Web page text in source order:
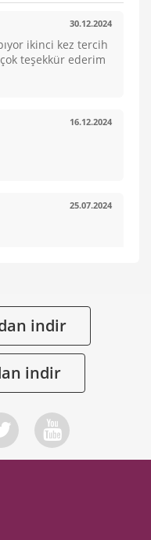
30.12.2024
ikinci kez tercih
teşekkür ederim
16.12.2024
25.07.2024
indir
indir